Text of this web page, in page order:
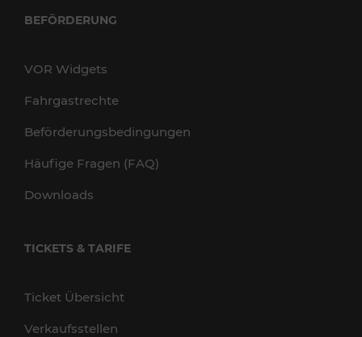
BEFÖRDERUNG
VOR Widgets
Fahrgastrechte
Beförderungsbedingungen
Häufige Fragen (FAQ)
Downloads
TICKETS & TARIFE
Ticket Übersicht
Verkaufsstellen